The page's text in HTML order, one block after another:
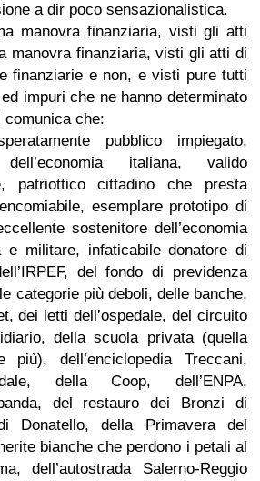
a dir poco sensazionalistica.
manovra finanziaria, visti gli atti
manovra finanziaria, visti gli atti di
finanziarie e non, e visti pure tutti
impuri che ne hanno determinato
comunica che:
pubblico impiegato,
italiana, valido
patriottico cittadino che presta
esemplare prototipo di
sostenitore dell’economia
militare, infaticabile donatore di
del fondo di previdenza
categorie più deboli, delle banche,
dei letti dell’ospedale, del circuito
della scuola privata (quella
più), dell’enciclopedia Treccani,
della Coop, dell’ENPA,
del restauro dei Bronzi di
Donatello, della Primavera del
bianche che perdono i petali al
dell’autostrada Salerno-Reggio